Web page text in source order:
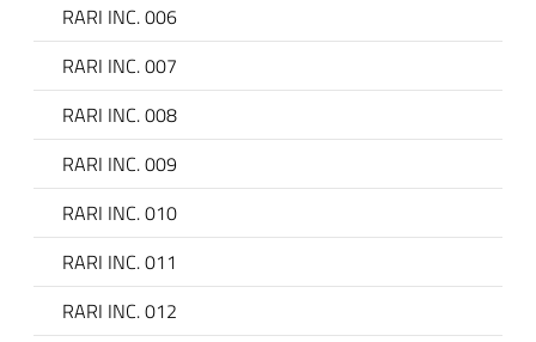
RARI INC. 006
RARI INC. 007
RARI INC. 008
RARI INC. 009
RARI INC. 010
RARI INC. 011
RARI INC. 012